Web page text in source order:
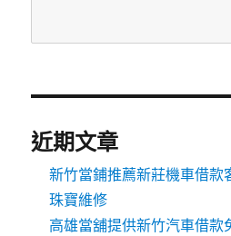
近期文章
新竹當鋪推薦新莊機車借款
珠寶維修
高雄當舖提供新竹汽車借款